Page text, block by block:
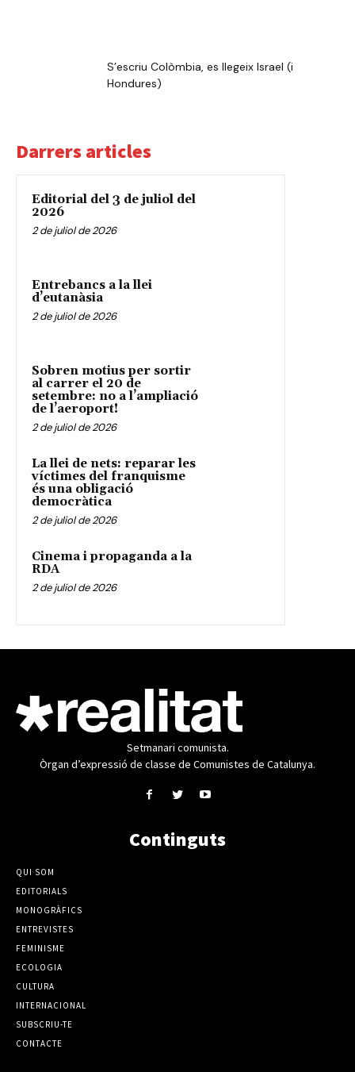
S’escriu Colòmbia, es llegeix Israel (i
Hondures)
Darrers articles
Editorial del 3 de juliol del
2026
2 de juliol de 2026
Entrebancs a la llei
d’eutanàsia
2 de juliol de 2026
Sobren motius per sortir
al carrer el 20 de
setembre: no a l’ampliació
de l’aeroport!
2 de juliol de 2026
La llei de nets: reparar les
víctimes del franquisme
és una obligació
democràtica
2 de juliol de 2026
Cinema i propaganda a la
RDA
2 de juliol de 2026
Setmanari comunista.
Òrgan d’expressió de classe de Comunistes de Catalunya.
Continguts
QUI SOM
EDITORIALS
MONOGRÀFICS
ENTREVISTES
FEMINISME
ECOLOGIA
CULTURA
INTERNACIONAL
SUBSCRIU-TE
CONTACTE